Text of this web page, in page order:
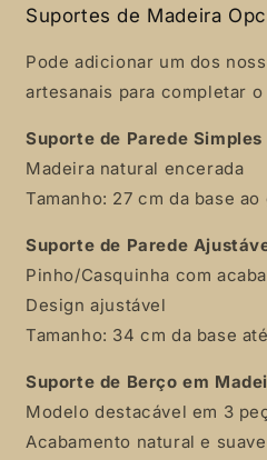
Suportes de Madeira
Pode adicionar um dos
artesanais para completar
Suporte de Parede Simples
Madeira natural encerada
Tamanho: 27 cm da base ao
Suporte de Parede
Pinho/Casquinha com
Design ajustável
Tamanho: 34 cm da base
Suporte de Berço em
Modelo destacável em 3
Acabamento natural e suave